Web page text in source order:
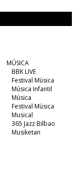
MÚSICA
BBK LIVE
Festival Música
Música Infantil
Música
Festival Música
Musical
365 Jazz Bilbao
Musiketan